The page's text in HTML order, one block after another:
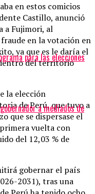
en estos comicios
Castillo, anunció
a Fujimori, al
en la votación en
ya que es le daría el
del territorio
la elección
de Perú, que tuvo a
que se dispersase el
vuelta con
del 12,03 % de
gobernar el país
2031), tras una
para las elecciones
a mediados de